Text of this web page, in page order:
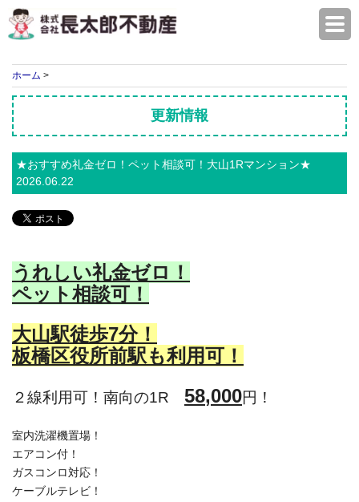
ホーム >
更新情報
★おすすめ礼金ゼロ！ペット相談可！大山1Rマンション★
2026.06.22
うれしい礼金ゼロ！
ペット相談可！
大山駅徒歩7分！
板橋区役所前駅も利用可！
２線利用可！南向の1R 58,000円！
室内洗濯機置場！
エアコン付！
ガスコンロ対応！
ケーブルテレビ！